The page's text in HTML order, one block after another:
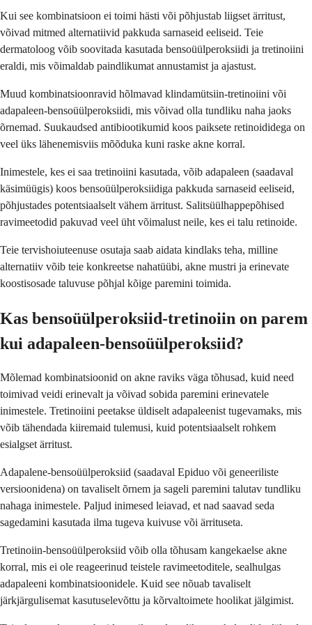
Kui see kombinatsioon ei toimi hästi või põhjustab liigset ärritust,
võivad mitmed alternatiivid pakkuda sarnaseid eeliseid. Teie
dermatoloog võib soovitada kasutada bensoüülperoksiidi ja tretinoiini
eraldi, mis võimaldab paindlikumat annustamist ja ajastust.
Muud kombinatsioonravid hõlmavad klindamütsiin-tretinoiini või
adapaleen-bensoüülperoksiidi, mis võivad olla tundliku naha jaoks
õrnemad. Suukaudsed antibiootikumid koos paiksete retinoididega on
veel üks lähenemisviis mõõduka kuni raske akne korral.
Inimestele, kes ei saa tretinoiini kasutada, võib adapaleen (saadaval
käsimüügis) koos bensoüülperoksiidiga pakkuda sarnaseid eeliseid,
põhjustades potentsiaalselt vähem ärritust. Salitsüülhappepõhised
ravimeetodid pakuvad veel üht võimalust neile, kes ei talu retinoide.
Teie tervishoiuteenuse osutaja saab aidata kindlaks teha, milline
alternatiiv võib teie konkreetse nahatüübi, akne mustri ja erinevate
koostisosade taluvuse põhjal kõige paremini toimida.
Kas bensoüülperoksiid-tretinoiin on parem
kui adapaleen-bensoüülperoksiid?
Mõlemad kombinatsioonid on akne raviks väga tõhusad, kuid need
toimivad veidi erinevalt ja võivad sobida paremini erinevatele
inimestele. Tretinoiini peetakse üldiselt adapaleenist tugevamaks, mis
võib tähendada kiiremaid tulemusi, kuid potentsiaalselt rohkem
esialgset ärritust.
Adapalene-bensoüülperoksiid (saadaval Epiduo või geneeriliste
versioonidena) on tavaliselt õrnem ja sageli paremini talutav tundliku
nahaga inimestele. Paljud inimesed leiavad, et nad saavad seda
sagedamini kasutada ilma tugeva kuivuse või ärrituseta.
Tretinoiin-bensoüülperoksiid võib olla tõhusam kangekaelse akne
korral, mis ei ole reageerinud teistele ravimeetoditele, sealhulgas
adapaleeni kombinatsioonidele. Kuid see nõuab tavaliselt
järkjärgulisemat kasutuselevõttu ja kõrvaltoimete hoolikat jälgimist.